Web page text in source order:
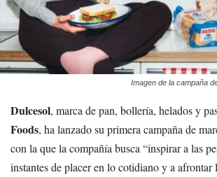
Imagen de la campaña
Dulcesol, marca de pan, bollería, helados y
Foods, ha lanzado su primera campaña de
con la que la compañía busca “inspirar a las
instantes de placer en lo cotidiano y a afrontar